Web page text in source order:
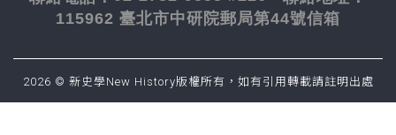
115962 臺北市中研院郵局第44號信箱
2026 © 新史學New History版權所有，如有引用轉載請註明出處